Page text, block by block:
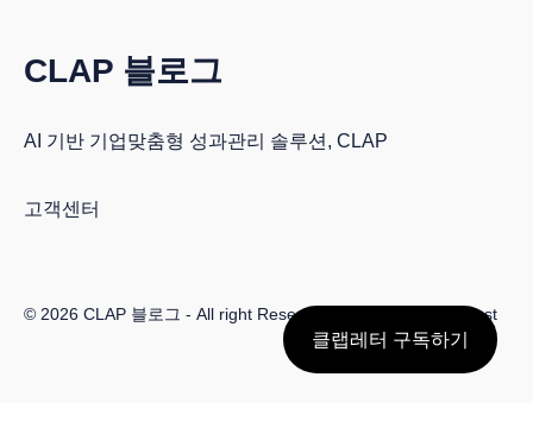
CLAP 블로그
AI 기반 기업맞춤형 성과관리 솔루션, CLAP
고객센터
© 2026 CLAP 블로그 - All right Reserved. Published with Ghost
클랩레터 구독하기